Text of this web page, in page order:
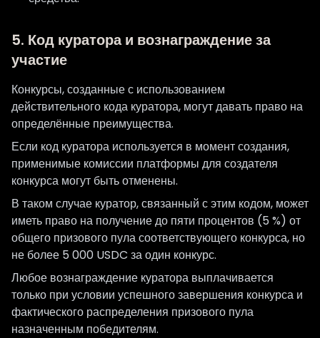
5. Код куратора и вознаграждение за
участие
Конкурсы, созданные с использованием
действительного кода куратора, могут давать право на
определённые преимущества.
Если код куратора используется в момент создания,
применимые комиссии платформы для создателя
конкурса могут быть отменены.
В таком случае куратор, связанный с этим кодом, может
иметь право на получение до пяти процентов (5 %) от
общего призового пула соответствующего конкурса, но
не более 5 000 USDC за один конкурс.
Любое вознаграждение куратора выплачивается
только при условии успешного завершения конкурса и
фактического распределения призового пула
назначенным победителям.